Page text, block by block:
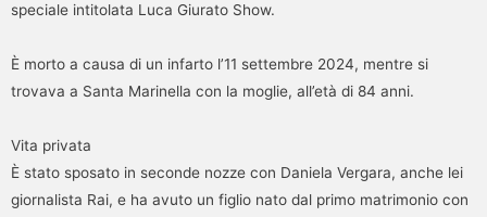
speciale intitolata Luca Giurato Show.
È morto a causa di un infarto l’11 settembre 2024, mentre si
trovava a Santa Marinella con la moglie, all’età di 84 anni.
Vita privata
È stato sposato in seconde nozze con Daniela Vergara, anche lei
giornalista Rai, e ha avuto un figlio nato dal primo matrimonio con